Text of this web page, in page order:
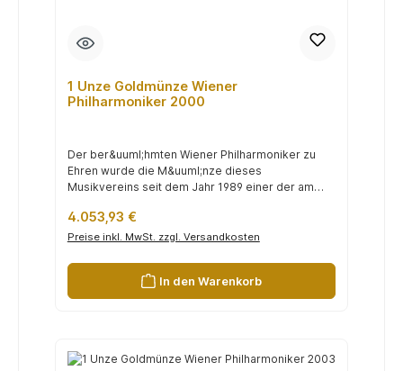
1 Unze Goldmünze Wiener
Philharmoniker 2000
Der ber&uuml;hmten Wiener Philharmoniker zu
Ehren wurde die M&uuml;nze dieses
Musikvereins seit dem Jahr 1989 einer der am
Regulärer Preis:
4.053,93 €
Preise inkl. MwSt. zzgl. Versandkosten
In den Warenkorb